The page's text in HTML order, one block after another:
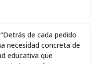
de cada pedido
necesidad concreta de
educativa que